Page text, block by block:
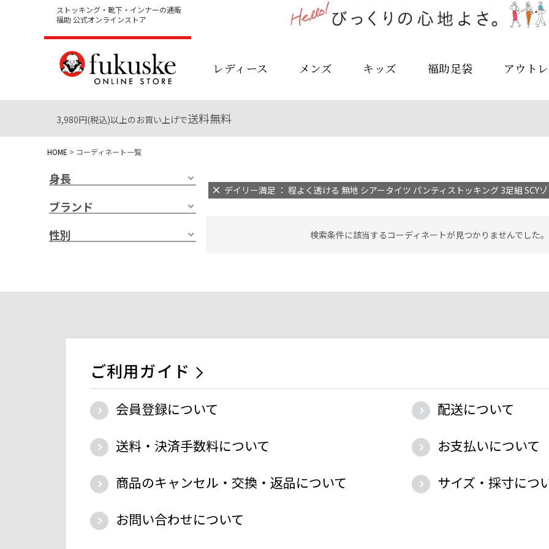
ストッキング・靴下・インナーの通販
福助 公式オンラインストア
レディース メンズ キッズ 福助足袋 アウト
3,980円(税込)以上のお買い上げで送料無料
HOME コーディネート一覧
身長
ブランド
性別
デイリー満足 ： 程よく透ける 無地 シアータイツ パンティストッキング 3足組 SCY
検索条件に該当するコーディネートが見つかりませんでした
ご利用ガイド
会員登録について
配送について
送料・決済手数料について
お支払いについて
商品のキャンセル・交換・返品について
サイズ・採寸につ
お問い合わせについて